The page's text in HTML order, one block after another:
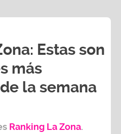
Estas son
más
la semana
Ranking La Zona.